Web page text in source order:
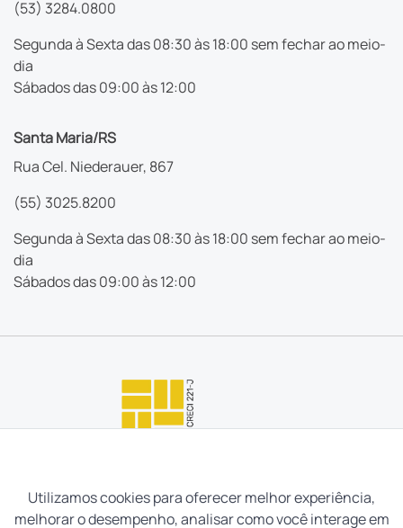
(53) 3284.0800
Segunda à Sexta das 08:30 às 18:00 sem fechar ao meio-
dia
Sábados das 09:00 às 12:00
Santa Maria/RS
Rua Cel. Niederauer, 867
(55) 3025.8200
Segunda à Sexta das 08:30 às 18:00 sem fechar ao meio-
dia
Sábados das 09:00 às 12:00
Utilizamos cookies para oferecer melhor experiência,
melhorar o desempenho, analisar como você interage em